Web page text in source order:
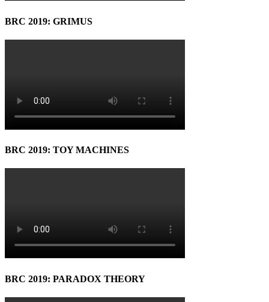
BRC 2019: GRIMUS
BRC 2019: TOY MACHINES
BRC 2019: PARADOX THEORY